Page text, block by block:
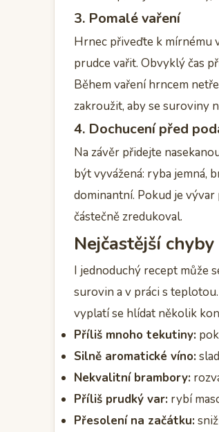
3. Pomalé vaření
Hrnec přiveďte k mírnému
prudce vařit. Obvyklý čas
Během vaření hrncem
zakroužit, aby se suroviny
4. Dochucení před
Na závěr přidejte
být vyvážená: ryba jemná,
dominantní. Pokud je
částečně zredukoval.
Nejčastější
I jednoduchý recept může
surovin a v práci s
vyplatí se hlídat několik
Příliš mnoho tekutiny:
Silně aromatické víno:
Nekvalitní brambory:
Příliš prudký var: rybí
Přesolení na začátku: